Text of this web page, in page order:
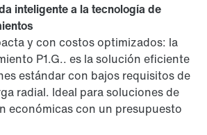
inteligente a la tecnología de
y con costos optimizados: la
P1.G.. es la solución eficiente
estándar con bajos requisitos de
radial. Ideal para soluciones de
económicas con un presupuesto